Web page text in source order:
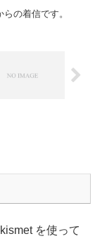
の着信です。
を使って